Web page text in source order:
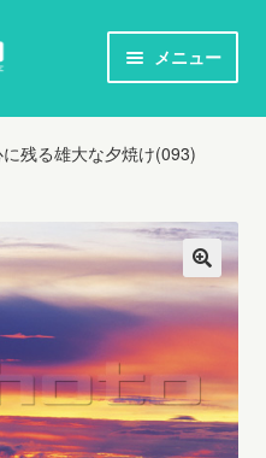
メニュー
残る雄大な夕焼け(093)